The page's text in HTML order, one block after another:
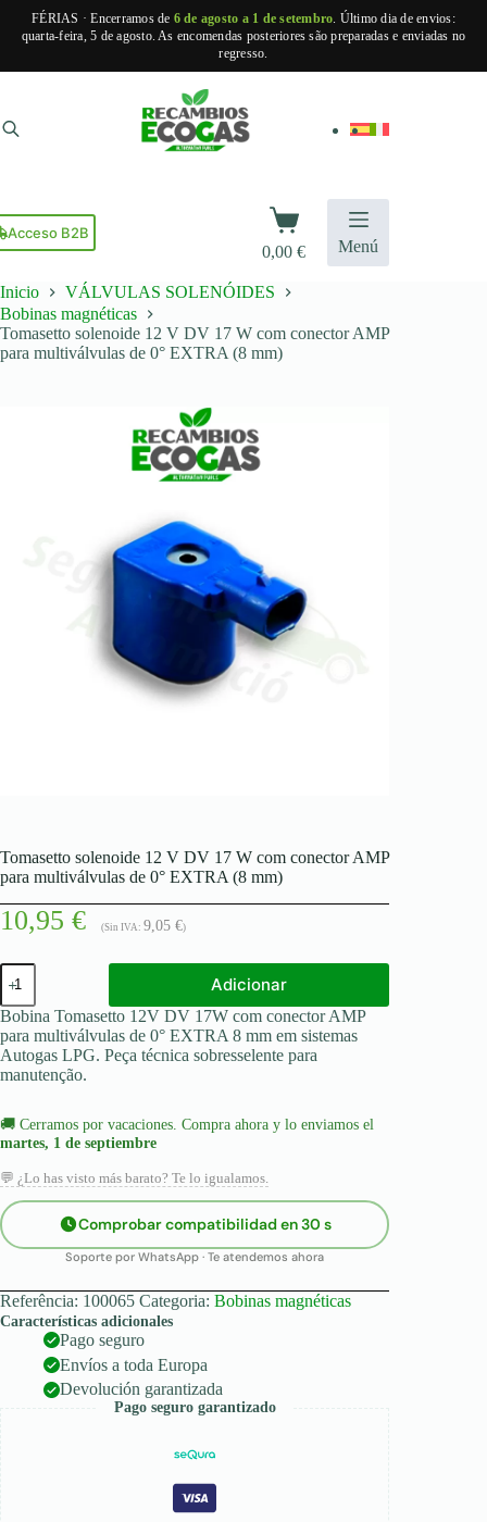
FÉRIAS · Encerramos de 6 de agosto a 1 de setembro. Último dia de envios:
quarta-feira, 5 de agosto. As encomendas posteriores são preparadas e enviadas no
regresso.
o
conteúdo
Acceso B2B
Carrinho
de
compras
0,00€ Menú
Inicio
VÁLVULAS SOLENÓIDES
Bobinas magnéticas
Tomasetto solenoide 12 V DV 17 W com conector AMP
para multiválvulas de 0° EXTRA (8 mm)
Tomasetto solenoide 12 V DV 17 W com conector AMP
para multiválvulas de 0° EXTRA (8 mm)
10,95 € (Sin IVA: 9,05 €)
Quantidade
de
Tomasetto
solenoide
12
V
DV
W
com
conector
AMP
para
multiválvulas
de
0°
mm)
Adicionar
Bobina Tomasetto 12V DV 17W com conector AMP
para multiválvulas de 0° EXTRA 8 mm em sistemas
Autogas LPG. Peça técnica sobresselente para
manutenção.
🚚 Cerramos por vacaciones. Compra ahora y lo enviamos el
martes, 1 de septiembre
💬 ¿Lo has visto más barato? Te lo igualamos.
Comprobar compatibilidad en 30 s
Soporte por WhatsApp · Te atendemos ahora
Referência: 100065 Categoria: Bobinas magnéticas
Características adicionales
Pago seguro
Envíos a toda Europa
Devolución garantizada
Pago seguro garantizado